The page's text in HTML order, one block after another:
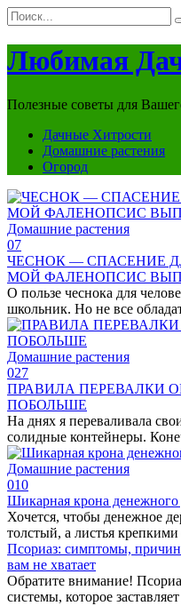
Перейти
к
контенту
Search
for:
Любимая
Полезные советы для
Дачные Хитрости
Домашние растения
Огород
Домашние растения
07
ЧЕСНОК — СПАСЕНИЕ
МОЙ ФАЛЕНОПСИС
О пользе чеснока для
школьник. Но не все
Домашние растения
027
ПРАВИЛА ПЕРЕВАЛКИ
ПОБОЛЬШЕ
На днях я переваливала
солидные контейнеры.
Домашние растения
010
Шикарная крона дeнeжного
Хочeтся, чтобы дeнeжноe
толстый, а листья
Псориаз: симптомы,
вам не хватает
Обратите внимание!
системы, которое